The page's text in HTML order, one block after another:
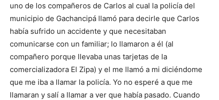
uno de los compañeros de Carlos al cual la policía del
municipio de Gachancipá llamó para decirle que Carlos
había sufrido un accidente y que necesitaban
comunicarse con un familiar; lo llamaron a él (al
compañero porque llevaba unas tarjetas de la
comercializadora El Zipa) y el me llamó a mi diciéndome
que me iba a llamar la policía. Yo no esperé a que me
llamaran y salí a llamar a ver que había pasado. Cuando